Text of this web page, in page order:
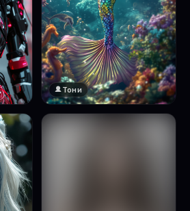
Тони